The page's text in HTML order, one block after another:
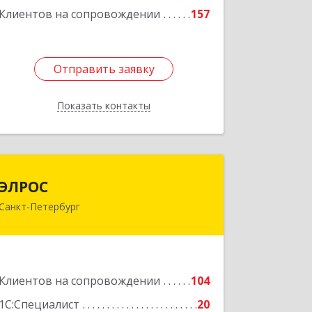
Клиентов на сопровождении 157
Отправить заявку
Показать контакты
Подробнее
Отправить заявку
Назад
Петербург
Клиентов на сопровождении
104
1С:Специалист
20
191024, Санкт-Петербург г, Тележная